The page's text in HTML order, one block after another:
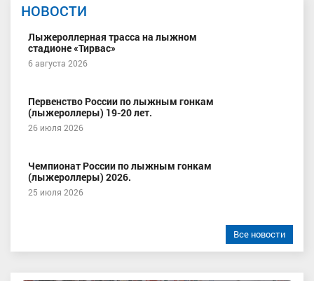
НОВОСТИ
Лыжероллерная трасса на лыжном
стадионе «Тирвас»
6 августа 2026
Первенство России по лыжным гонкам
(лыжероллеры) 19-20 лет.
26 июля 2026
Чемпионат России по лыжным гонкам
(лыжероллеры) 2026.
25 июля 2026
Все новости